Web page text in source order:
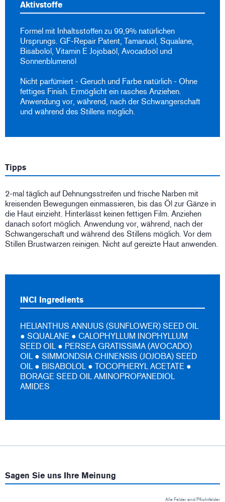
Aktivstoffe
Formel mit Inhaltsstoffen zu 99,9% natürlichen
Ursprungs. GF-Repair Patent, Tamanuöl, Squalane,
Bisabolol, Vitamin E Jojobaöl, Avocadoöl und
Sonnenblumenöl
Nicht parfümiert - Geruch und Farbe natürlich - Ohne
fettiges Finish. Ermöglicht ein rasches Anziehen.
Anwendung vor, während, nach der Schwangerschaft
und während des Stillens möglich.
Tipps
2-mal täglich auf Dehnungsstreifen und frische Narben mit
kreisenden Bewegungen einmassieren, bis das Öl zur Gänze in
die Haut einzieht. Hinterlässt keinen fettigen Film. Anziehen
danach sofort möglich. Anwendung vor, während, nach der
Schwangerschaft und während des Stillens möglich. Vor dem
Stillen Brustwarzen reinigen. Nicht auf gereizte Haut anwenden.
INCI Ingredients
HELIANTHUS ANNUUS (SUNFLOWER) SEED OIL
● SQUALANE ● CALOPHYLLUM INOPHYLLUM
SEED OIL ● PERSEA GRATISSIMA (AVOCADO)
OIL ● SIMMONDSIA CHINENSIS (JOJOBA) SEED
OIL ● BISABOLOL ● TOCOPHERYL ACETATE ●
BORAGE SEED OIL AMINOPROPANEDIOL
AMIDES
Sagen Sie uns Ihre Meinung
Alle Felder sind Pflichtfelder